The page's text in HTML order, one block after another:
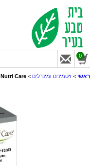
0
ראשי > ויטמינים ומינרלים > Nutri Care מגנזיום טאוראט 75 מ"ג 90 כמוסות